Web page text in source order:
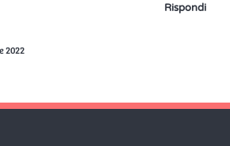
Rispondi
2022
Il lievito, per chi è intollerante, posso